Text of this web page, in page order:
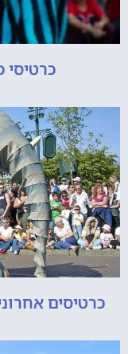
כרטיסי
כרטיסים אחרונים: כרטיס